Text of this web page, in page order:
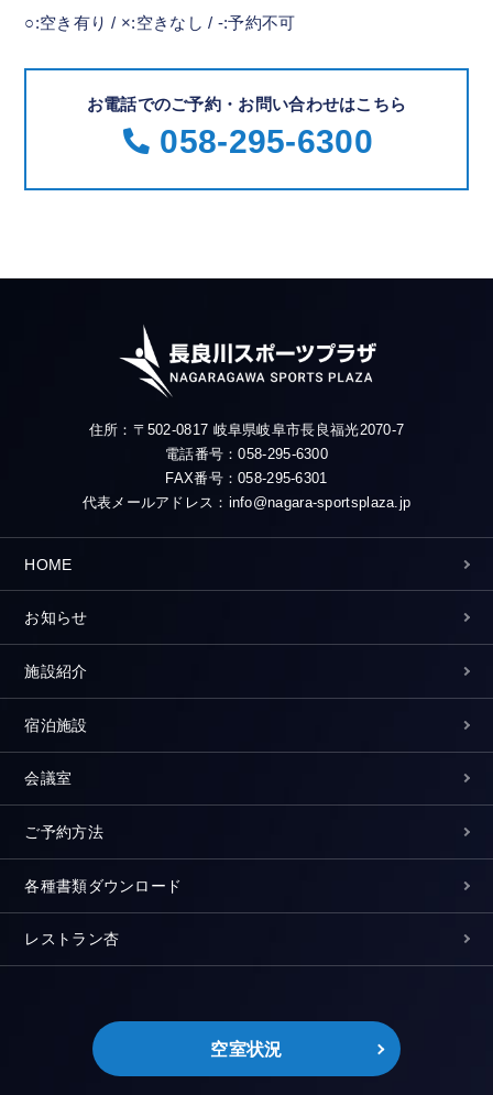
○:空き有り / ×:空きなし / -:予約不可
お電話でのご予約・お問い合わせはこちら
058-295-6300
住所：〒502-0817 岐阜県岐阜市長良福光2070-7
電話番号：058-295-6300
FAX番号：058-295-6301
代表メールアドレス：info@nagara-sportsplaza.jp
HOME
お知らせ
施設紹介
宿泊施設
会議室
ご予約方法
各種書類ダウンロード
レストラン杏
空室状況